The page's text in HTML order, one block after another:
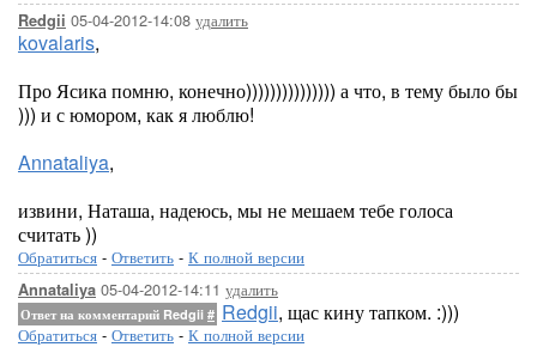
Redgii 05-04-2012-14:08 удалить
kovalaris,
Про Ясика помню, конечно))))))))))))))) а что, в тему было бы
))) и с юмором, как я люблю!
Annataliya,
извини, Наташа, надеюсь, мы не мешаем тебе голоса
считать ))
Обратиться - Ответить - К полной версии
Annataliya 05-04-2012-14:11 удалить
Ответ на комментарий Redgii # Redgii, щас кину тапком. :)))
Обратиться - Ответить - К полной версии